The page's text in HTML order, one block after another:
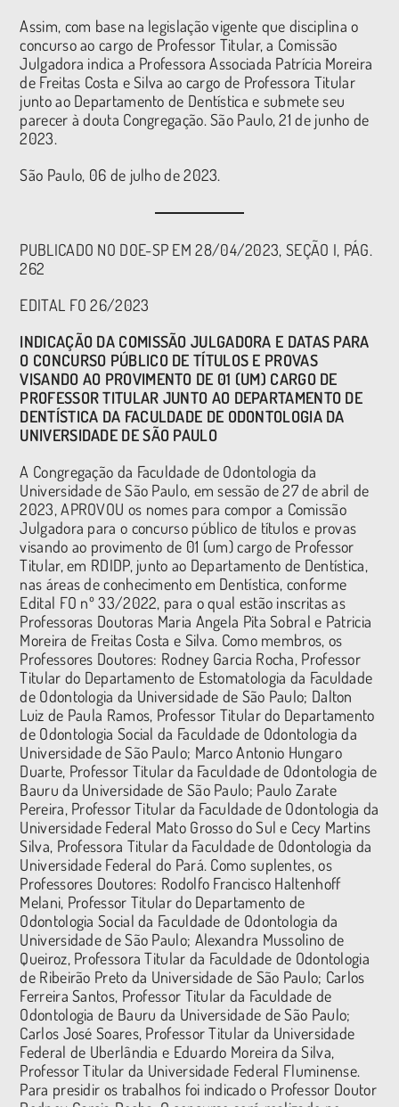
Assim, com base na legislação vigente que disciplina o
concurso ao cargo de Professor Titular, a Comissão
Julgadora indica a Professora Associada Patrícia Moreira
de Freitas Costa e Silva ao cargo de Professora Titular
junto ao Departamento de Dentística e submete seu
parecer à douta Congregação. São Paulo, 21 de junho de
2023.
São Paulo, 06 de julho de 2023.
PUBLICADO NO DOE-SP EM 28/04/2023, SEÇÃO I, PÁG.
262
EDITAL FO 26/2023
INDICAÇÃO DA COMISSÃO JULGADORA E DATAS PARA
O CONCURSO PÚBLICO DE TÍTULOS E PROVAS
VISANDO AO PROVIMENTO DE 01 (UM) CARGO DE
PROFESSOR TITULAR JUNTO AO DEPARTAMENTO DE
DENTÍSTICA DA FACULDADE DE ODONTOLOGIA DA
UNIVERSIDADE DE SÃO PAULO
A Congregação da Faculdade de Odontologia da
Universidade de São Paulo, em sessão de 27 de abril de
2023, APROVOU os nomes para compor a Comissão
Julgadora para o concurso público de títulos e provas
visando ao provimento de 01 (um) cargo de Professor
Titular, em RDIDP, junto ao Departamento de Dentística,
nas áreas de conhecimento em Dentística, conforme
Edital FO nº 33/2022, para o qual estão inscritas as
Professoras Doutoras Maria Angela Pita Sobral e Patricia
Moreira de Freitas Costa e Silva. Como membros, os
Professores Doutores: Rodney Garcia Rocha, Professor
Titular do Departamento de Estomatologia da Faculdade
de Odontologia da Universidade de São Paulo; Dalton
Luiz de Paula Ramos, Professor Titular do Departamento
de Odontologia Social da Faculdade de Odontologia da
Universidade de São Paulo; Marco Antonio Hungaro
Duarte, Professor Titular da Faculdade de Odontologia de
Bauru da Universidade de São Paulo; Paulo Zarate
Pereira, Professor Titular da Faculdade de Odontologia da
Universidade Federal Mato Grosso do Sul e Cecy Martins
Silva, Professora Titular da Faculdade de Odontologia da
Universidade Federal do Pará. Como suplentes, os
Professores Doutores: Rodolfo Francisco Haltenhoff
Melani, Professor Titular do Departamento de
Odontologia Social da Faculdade de Odontologia da
Universidade de São Paulo; Alexandra Mussolino de
Queiroz, Professora Titular da Faculdade de Odontologia
de Ribeirão Preto da Universidade de São Paulo; Carlos
Ferreira Santos, Professor Titular da Faculdade de
Odontologia de Bauru da Universidade de São Paulo;
Carlos José Soares, Professor Titular da Universidade
Federal de Uberlândia e Eduardo Moreira da Silva,
Professor Titular da Universidade Federal Fluminense.
Para presidir os trabalhos foi indicado o Professor Doutor